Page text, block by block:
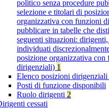
politico senza procedure
selezione e titolari di
organizzativa con funzioni
pubblicare in tabelle che
seguenti situazioni:
individuati
posizione organizzativa con
dirigenziali) 1
Elenco posizioni dirigenziali
Posti di funzione disponibili
Ruolo dirigenti 2
cessati